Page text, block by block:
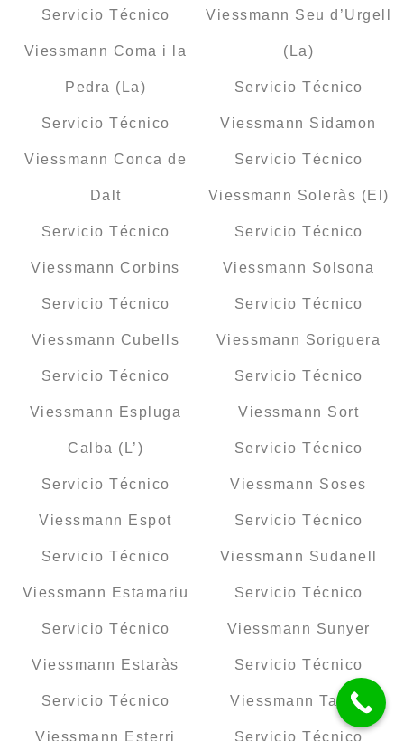
Servicio Técnico
Viessmann Coma i la
Pedra (La)
Servicio Técnico
Viessmann Conca de
Dalt
Servicio Técnico
Viessmann Corbins
Servicio Técnico
Viessmann Cubells
Servicio Técnico
Viessmann Espluga
Calba (L’)
Servicio Técnico
Viessmann Espot
Servicio Técnico
Viessmann Estamariu
Servicio Técnico
Viessmann Estaràs
Servicio Técnico
Viessmann Esterri
Viessmann Seu d’Urgell
(La)
Servicio Técnico
Viessmann Sidamon
Servicio Técnico
Viessmann Soleràs (El)
Servicio Técnico
Viessmann Solsona
Servicio Técnico
Viessmann Soriguera
Servicio Técnico
Viessmann Sort
Servicio Técnico
Viessmann Soses
Servicio Técnico
Viessmann Sudanell
Servicio Técnico
Viessmann Sunyer
Servicio Técnico
Viessmann Talarn
Servicio Técnico